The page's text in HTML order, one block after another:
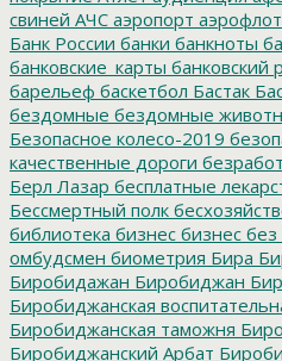
свиней АЧС аэропорт аэрофлот
Банк России банки банкноты
банковские_карты банковский
барельеф баскетбол Бастак
бездомные бездомные
Безопасное колесо-2019
качественные дороги
Берл Лазар бесплатные
Бессмертный полк
библиотека бизнес бизнес
омбудсмен биометрия Бира
Биробидажан Биробиджан
Биробиджанская
Биробиджанская таможня
Биробиджанский Арбат